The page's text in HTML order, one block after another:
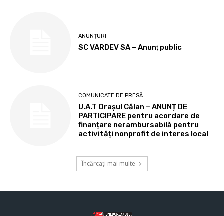
ANUNȚURI
SC VARDEV SA – Anunţ public
COMUNICATE DE PRESĂ
U.A.T Orașul Călan – ANUNȚ DE
PARTICIPARE pentru acordare de
finanțare nerambursabilă pentru
activități nonprofit de interes local
Încărcați mai multe